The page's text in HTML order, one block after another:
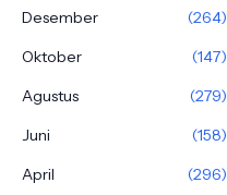
Desember
(264)
Oktober
(147)
Agustus
(279)
Juni
(158)
April
(296)